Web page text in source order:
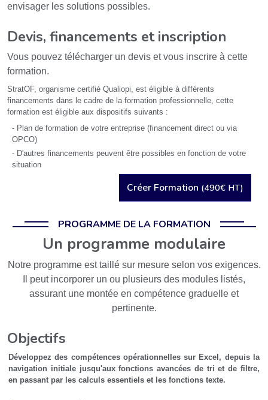
envisager les solutions possibles.
Devis, financements et inscription
Vous pouvez télécharger un devis et vous inscrire à cette
formation.
StratOF, organisme certifié Qualiopi, est éligible à différents
financements dans le cadre de la formation professionnelle, cette
formation est éligible aux dispositifs suivants :
- Plan de formation de votre entreprise (financement direct ou via
OPCO)
- D'autres financements peuvent être possibles en fonction de votre
situation
Créer Formation (490€ HT)
PROGRAMME DE LA FORMATION
Un programme modulaire
Notre programme est taillé sur mesure selon vos exigences.
Il peut incorporer un ou plusieurs des modules listés,
assurant une montée en compétence graduelle et
pertinente.
Objectifs
Développez des compétences opérationnelles sur Excel, depuis la
navigation initiale jusqu'aux fonctions avancées de tri et de filtre,
en passant par les calculs essentiels et les fonctions texte.